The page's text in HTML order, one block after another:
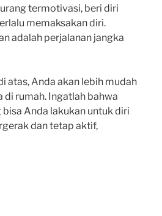
termotivasi, beri diri
memaksakan diri.
adalah perjalanan jangka
atas, Anda akan lebih mudah
rumah. Ingatlah bahwa
Anda lakukan untuk diri
dan tetap aktif,